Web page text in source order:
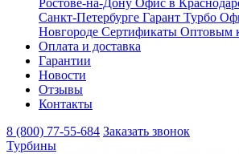
Ростове-на-Дону Офис в
Санкт-Петербурге Гарант Турбо
Новгороде Сертификаты Оптовым
Оплата и доставка
Гарантии
Новости
Отзывы
Контакты
8 (800) 77-55-684 Заказать звонок
Турбины